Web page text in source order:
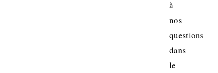
à
nos
questions
dans
le